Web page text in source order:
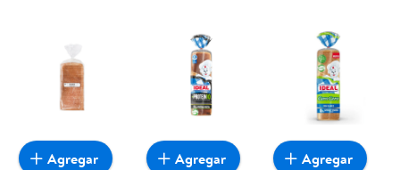
Agregar Agregar Agregar